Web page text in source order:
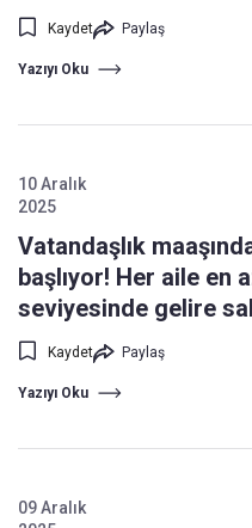
Kaydet Paylaş
Yazıyı Oku
10 Aralık
2025
Vatandaşlık
başlıyor! Her aile en
seviyesinde gelire
Kaydet Paylaş
Yazıyı Oku
09 Aralık